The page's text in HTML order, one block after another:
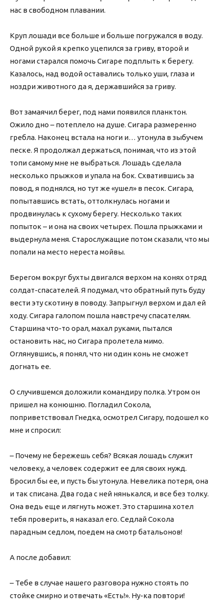
нас в свободном плавании.
Круп лошади все больше и больше погружался в воду.
Одной рукой я крепко уцепился за гриву, второй и
ногами старался помочь Сигаре подплыть к берегу.
Казалось, над водой оставались только уши, глаза и
ноздри животного да я, державшийся за гриву.
Вот замаячил берег, под нами появился планктон.
Ожило дно – потеплело на душе. Сигара размеренно
гребла. Наконец встала на ноги и… утонула в зыбучем
песке. Я продолжал держаться, понимая, что из этой
топи самому мне не выбраться. Лошадь сделала
несколько прыжков и упала на бок. Схватившись за
повод, я поднялся, но тут же «ушел» в песок. Сигара,
попытавшись встать, оттолкнулась ногами и
продвинулась к сухому берегу. Несколько таких
попыток – и она на своих четырех. Пошла прыжками и
выдернула меня. Старослужащие потом сказали, что мы
попали на место нереста мойвы.
Берегом вокруг бухты двигался верхом на конях отряд
солдат-спасателей. Я подумал, что обратный путь буду
вести эту скотину в поводу. Запрыгнул верхом и дал ей
ходу. Сигара галопом пошла навстречу спасателям.
Старшина что-то орал, махал руками, пытался
остановить нас, но Сигара пролетела мимо.
Оглянувшись, я понял, что ни один конь не сможет
догнать ее.
О случившемся доложили командиру полка. Утром он
пришел на конюшню. Погладил Сокола,
поприветствовал Гнедка, осмотрел Сигару, подошел ко
мне и спросил:
– Почему не бережешь себя? Всякая лошадь служит
человеку, а человек содержит ее для своих нужд.
Бросил бы ее, и пусть бы утонула. Невелика потеря, она
и так списана. Два года с ней нянькался, и все без толку.
Она ведь еще и лягнуть может. Это старшина хотел
тебя проверить, я наказал его. Седлай Сокола
парадным седлом, поедем на смотр батальонов!
А после добавил:
– Тебе в случае нашего разговора нужно стоять по
стойке смирно и отвечать «Есть!». Ну-ка повтори!